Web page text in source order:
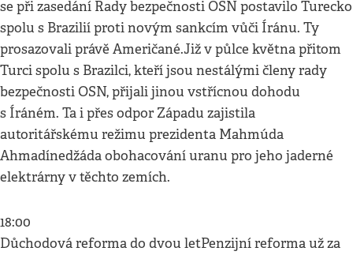
se při zasedání Rady bezpečnosti OSN postavilo Turecko
spolu s Brazilií proti novým sankcím vůči Íránu. Ty
prosazovali právě Američané.Již v půlce května přitom
Turci spolu s Brazilci, kteří jsou nestálými členy rady
bezpečnosti OSN, přijali jinou vstřícnou dohodu
s Íráném. Ta i přes odpor Západu zajistila
autoritářskému režimu prezidenta Mahmúda
Ahmadínedžáda obohacování uranu pro jeho jaderné
elektrárny v těchto zemích.
18:00
Důchodová reforma do dvou letPenzijní reforma už za